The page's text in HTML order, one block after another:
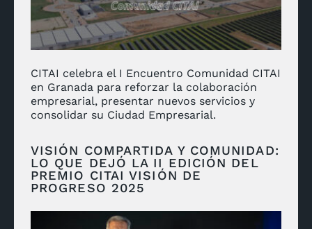
CITAI celebra el I Encuentro Comunidad CITAI
en Granada para reforzar la colaboración
empresarial, presentar nuevos servicios y
consolidar su Ciudad Empresarial.
VISIÓN COMPARTIDA Y COMUNIDAD:
LO QUE DEJÓ LA II EDICIÓN DEL
PREMIO CITAI VISIÓN DE
PROGRESO 2025